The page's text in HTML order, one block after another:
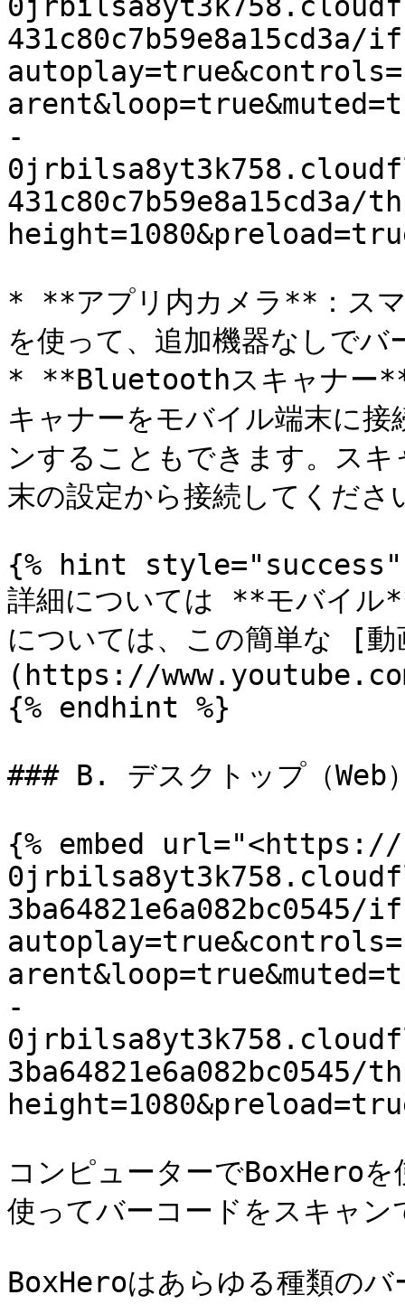
431c80c7b59e8a15cd3a/
-
* **アプリ内カメラ**：スマ
を使って、追加機器なしで
* **Bluetoothスキャナー**
キャナーをモバイル端末に
ンすることもできます。ス
末の設定から接続してくださ
{% hint style="success"
詳細については **モバイ
については、この簡単な [
(https://
{% endhint %}
### B. デスクトップ（Web
{% embed url="<https://
3ba64821e6a082bc0545/
-
コンピューターでBoxHero
使ってバーコードをスキャン
BoxHeroはあらゆる種類の